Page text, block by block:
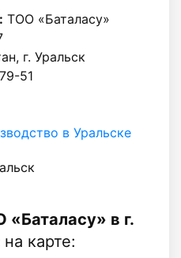
ТОО «Баталасу»
г. Уральск
51
в Уральске
«Баталасу» в г.
карте: